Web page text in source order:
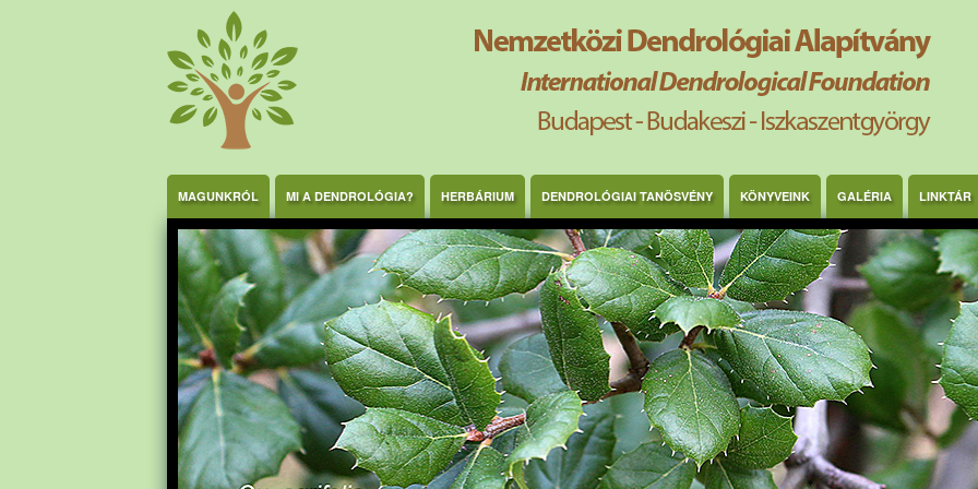
MAGUNKRÓL MI A DENDROLÓGIA? HERBÁRIUM DENDROLÓGIAI TANÖSVÉNY KÖNYVEINK GALÉRIA LINKTÁR